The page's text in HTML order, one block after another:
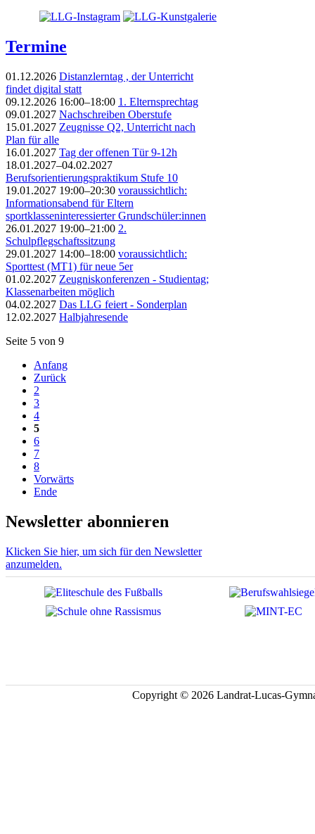
Termine
01.12.2026 Distanzlerntag , der Unterricht
findet digital statt
09.12.2026 16:00–18:00 1. Elternsprechtag
09.01.2027 Nachschreiben Oberstufe
15.01.2027 Zeugnisse Q2, Unterricht nach
Plan für alle
16.01.2027 Tag der offenen Tür 9-12h
18.01.2027–04.02.2027
Berufsorientierungspraktikum Stufe 10
19.01.2027 19:00–20:30 voraussichtlich:
Informationsabend für Eltern
sportklasseninteressierter Grundschüler:innen
26.01.2027 19:00–21:00 2.
Schulpflegschaftssitzung
29.01.2027 14:00–18:00 voraussichtlich:
Sporttest (MT1) für neue 5er
01.02.2027 Zeugniskonferenzen - Studientag;
Klassenarbeiten möglich
04.02.2027 Das LLG feiert - Sonderplan
12.02.2027 Halbjahresende
Seite 5 von 9
Anfang
Zurück
2
3
4
5
6
7
8
Vorwärts
Ende
Newsletter abonnieren
Klicken Sie hier, um sich für den Newsletter
anzumelden.
Copyright © 2026 Landrat-Lucas-